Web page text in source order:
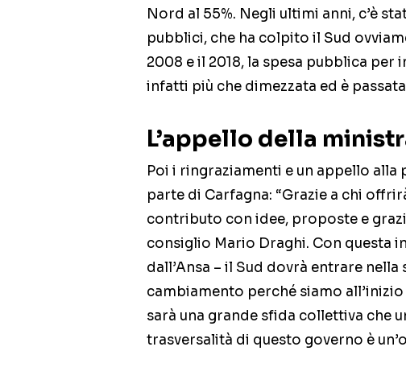
Nord al 55%. Negli ultimi anni, c’è
pubblici, che ha colpito il Sud
2008 e il 2018, la spesa pubblica
infatti più che dimezzata ed è
L’appello della
Poi i ringraziamenti e un appello
parte di Carfagna: “Grazie a chi
contributo con idee, proposte e
consiglio Mario Draghi. Con questa
dall’Ansa – il Sud dovrà entrare
cambiamento perché siamo
sarà una grande sfida collettiva che
trasversalità di questo governo è